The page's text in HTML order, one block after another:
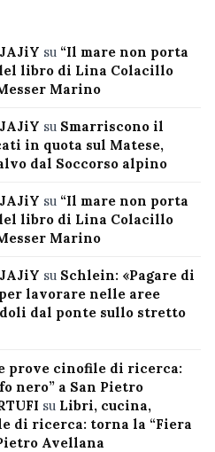
su “Il mare non porta
libro di Lina Colacillo
Marino
su Smarriscono il
in quota sul Matese,
dal Soccorso alpino
su “Il mare non porta
libro di Lina Colacillo
Marino
su Schlein: «Pagare di
lavorare nelle aree
dal ponte sullo stretto
prove cinofile di ricerca:
nero” a San Pietro
su Libri, cucina,
di ricerca: torna la “Fiera
Avellana